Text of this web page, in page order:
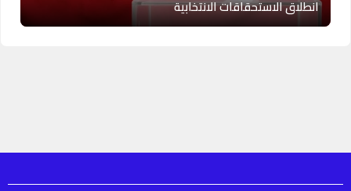
انطلاق الاستحقاقات الانتخابية